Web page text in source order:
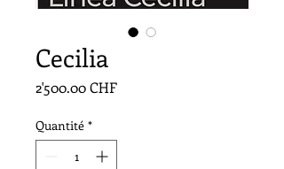
Cecilia
2'500.00 CHFPrix
Quantité *